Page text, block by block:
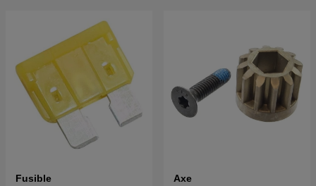
pour Husqvarna LT1597 2014-03 (96041005012)
Cliquez ici pour la vue éclatée et la liste des pièces
pour Husqvarna LT1597 2015-02 (96041005012)
Fusible Axe